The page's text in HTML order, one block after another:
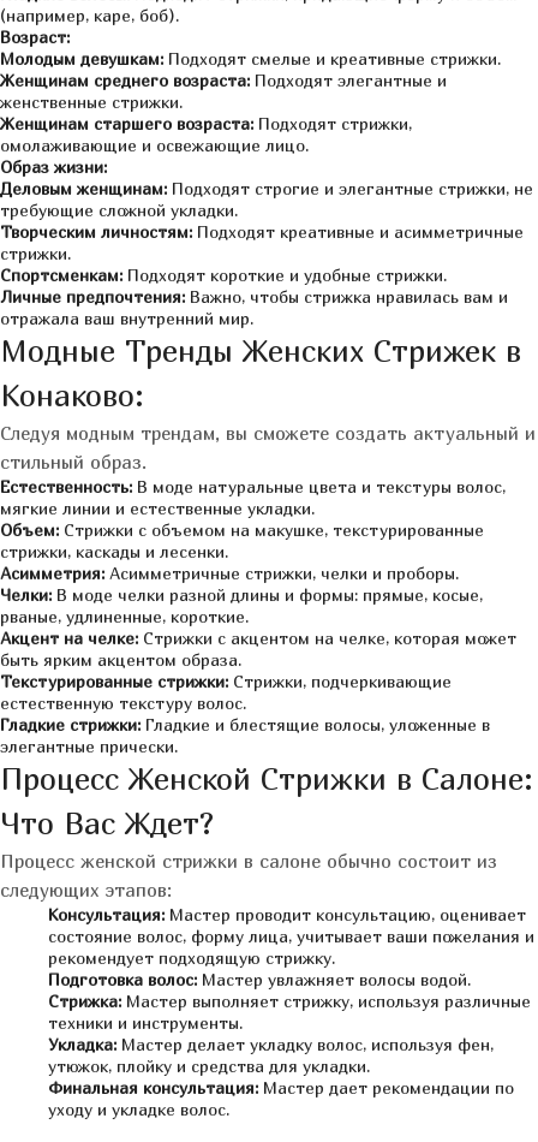
(например, каре, боб).
Возраст:
Молодым девушкам: Подходят смелые и креативные стрижки.
Женщинам среднего возраста: Подходят элегантные и
женственные стрижки.
Женщинам старшего возраста: Подходят стрижки,
омолаживающие и освежающие лицо.
Образ жизни:
Деловым женщинам: Подходят строгие и элегантные стрижки, не
требующие сложной укладки.
Творческим личностям: Подходят креативные и асимметричные
стрижки.
Спортсменкам: Подходят короткие и удобные стрижки.
Личные предпочтения: Важно, чтобы стрижка нравилась вам и
отражала ваш внутренний мир.
Модные Тренды Женских Стрижек в
Конаково:
Следуя модным трендам, вы сможете создать актуальный и
стильный образ.
Естественность: В моде натуральные цвета и текстуры волос,
мягкие линии и естественные укладки.
Объем: Стрижки с объемом на макушке, текстурированные
стрижки, каскады и лесенки.
Асимметрия: Асимметричные стрижки, челки и проборы.
Челки: В моде челки разной длины и формы: прямые, косые,
рваные, удлиненные, короткие.
Акцент на челке: Стрижки с акцентом на челке, которая может
быть ярким акцентом образа.
Текстурированные стрижки: Стрижки, подчеркивающие
естественную текстуру волос.
Гладкие стрижки: Гладкие и блестящие волосы, уложенные в
элегантные прически.
Процесс Женской Стрижки в Салоне:
Что Вас Ждет?
Процесс женской стрижки в салоне обычно состоит из
следующих этапов:
Консультация: Мастер проводит консультацию, оценивает
состояние волос, форму лица, учитывает ваши пожелания и
рекомендует подходящую стрижку.
Подготовка волос: Мастер увлажняет волосы водой.
Стрижка: Мастер выполняет стрижку, используя различные
техники и инструменты.
Укладка: Мастер делает укладку волос, используя фен,
утюжок, плойку и средства для укладки.
Финальная консультация: Мастер дает рекомендации по
уходу и укладке волос.